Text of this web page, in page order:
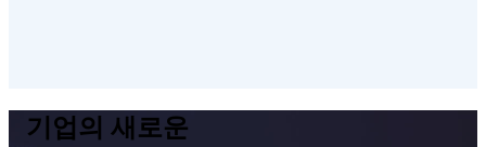
기업의 새로운